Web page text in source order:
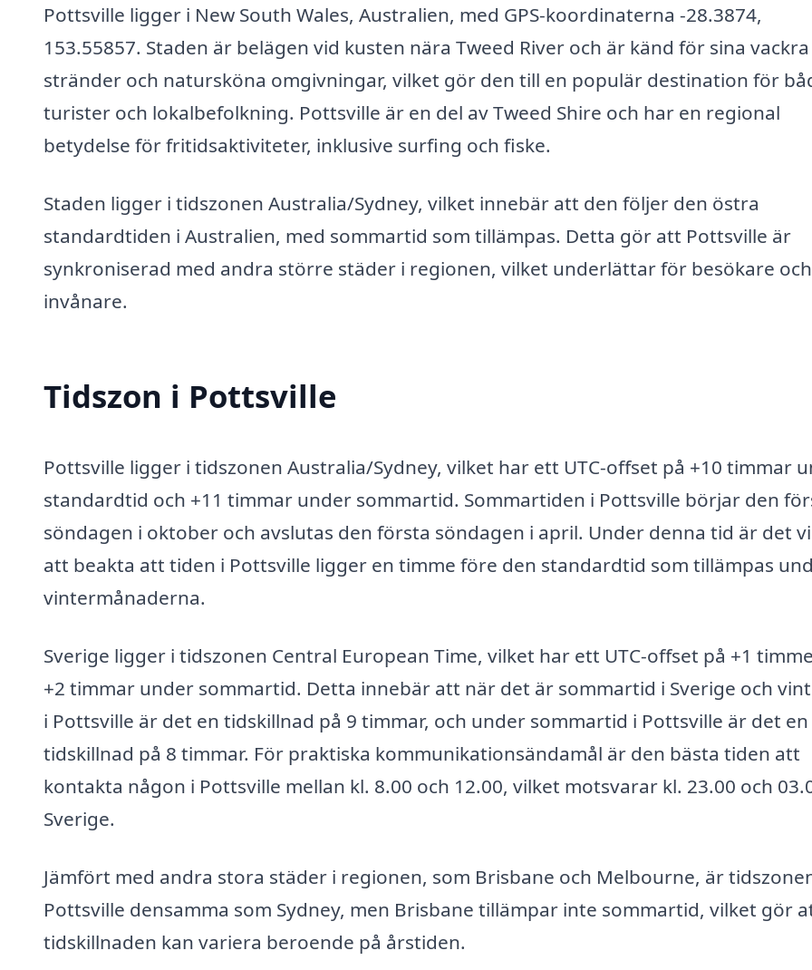
Pottsville ligger i New South Wales, Australien, med GPS-koordinaterna -28.3874,
153.55857. Staden är belägen vid kusten nära Tweed River och är känd för sina vackra
stränder och natursköna omgivningar, vilket gör den till en populär destination för
turister och lokalbefolkning. Pottsville är en del av Tweed Shire och har en regional
betydelse för fritidsaktiviteter, inklusive surfing och fiske.
Staden ligger i tidszonen Australia/Sydney, vilket innebär att den följer den östra
standardtiden i Australien, med sommartid som tillämpas. Detta gör att Pottsville är
synkroniserad med andra större städer i regionen, vilket underlättar för besökare och
invånare.
Tidszon i Pottsville
Pottsville ligger i tidszonen Australia/Sydney, vilket har ett UTC-offset på +10 timmar
standardtid och +11 timmar under sommartid. Sommartiden i Pottsville börjar den
söndagen i oktober och avslutas den första söndagen i april. Under denna tid är det
att beakta att tiden i Pottsville ligger en timme före den standardtid som tillämpas
vintermånaderna.
Sverige ligger i tidszonen Central European Time, vilket har ett UTC-offset på +1
+2 timmar under sommartid. Detta innebär att när det är sommartid i Sverige och
i Pottsville är det en tidskillnad på 9 timmar, och under sommartid i Pottsville är det en
tidskillnad på 8 timmar. För praktiska kommunikationsändamål är den bästa tiden att
kontakta någon i Pottsville mellan kl. 8.00 och 12.00, vilket motsvarar kl. 23.00 och
Sverige.
Jämfört med andra stora städer i regionen, som Brisbane och Melbourne, är
Pottsville densamma som Sydney, men Brisbane tillämpar inte sommartid, vilket gör
tidskillnaden kan variera beroende på årstiden.